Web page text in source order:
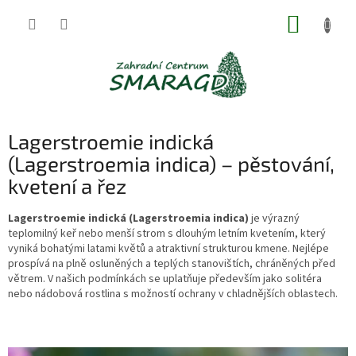
Lagerstroemie indická
(Lagerstroemia indica) – pěstování,
kvetení a řez
Lagerstroemie indická (Lagerstroemia indica) je výrazný
teplomilný keř nebo menší strom s dlouhým letním kvetením, který
vyniká bohatými latami květů a atraktivní strukturou kmene. Nejlépe
prospívá na plně osluněných a teplých stanovištích, chráněných před
větrem. V našich podmínkách se uplatňuje především jako solitéra
nebo nádobová rostlina s možností ochrany v chladnějších oblastech.